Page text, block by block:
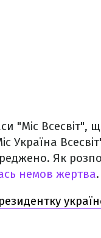
"Міс Всесвіт",
Україна
Як
немов жертва.